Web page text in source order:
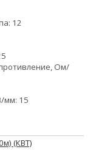
12
Ом/
мм: 15
(КВТ)